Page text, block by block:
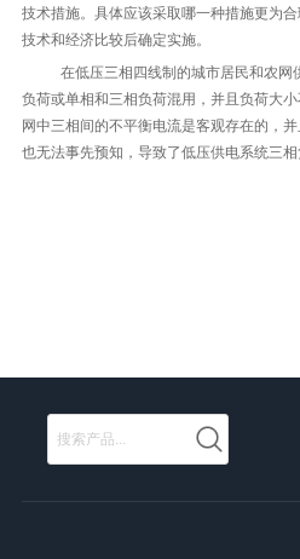
技术措施。具体应该采取哪一种措施更为
技术和经济比较后确定实施。
在低压三相四线制的城市居民和农
负荷或单相和三相负荷混用，并且负荷大
网中三相间的不平衡电流是客观存在的，
也无法事先预知，导致了低压供电系统三相